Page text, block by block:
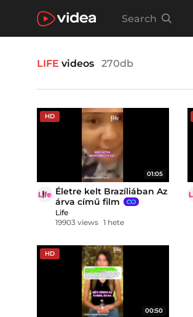
Search
LIFE videos 270db
HD
01:05
Életre kelt Brazíliában Az
árva című film
Life
19903 views 1 hete
HD
00:50